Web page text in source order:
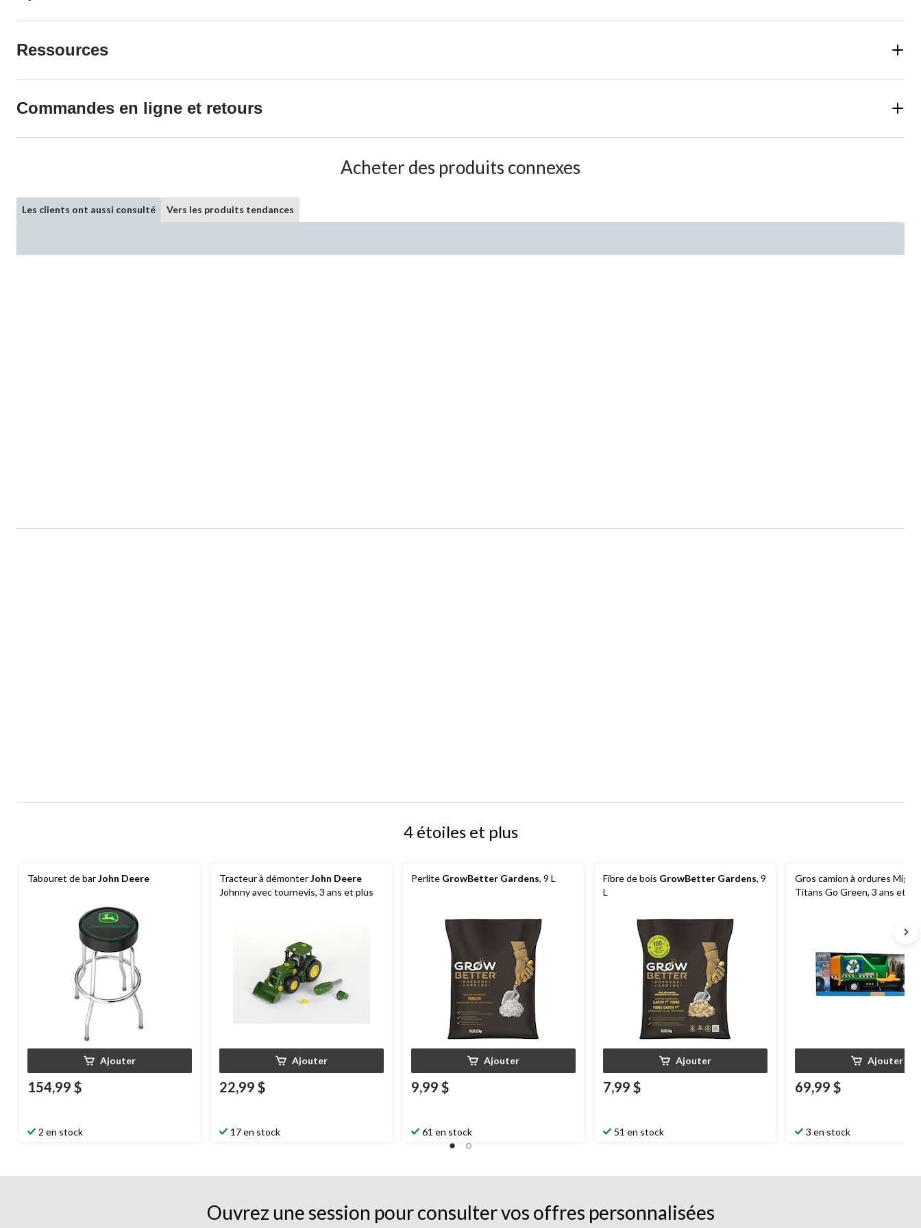
Ressources
Commandes en ligne et retours
Acheter des produits connexes
Les clients ont aussi consulté Vers les produits tendances
4 étoiles et plus
Tabouret de barJohn Deere
Ajouter
154,99 $
2 en stock
Tracteur à démonterJohn Deere
Johnny avec tournevis, 3 ans et plus
Ajouter
22,99 $
17 en stock
Perlite GrowBetter Gardens, 9 L
Ajouter
9,99 $
61 en stock
Fibre de bois GrowBetter Gardens, 9
L
Ajouter
7,99 $
51 en stock
Gros camion à ordures
Titans Go Green, 3 ans et
Ajouter
69,99 $
3 en stock
Ouvrez une session pour consulter vos offres personnalisées